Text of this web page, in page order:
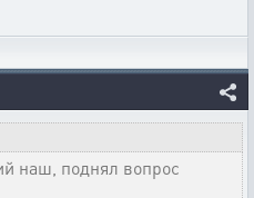
наш, поднял вопрос